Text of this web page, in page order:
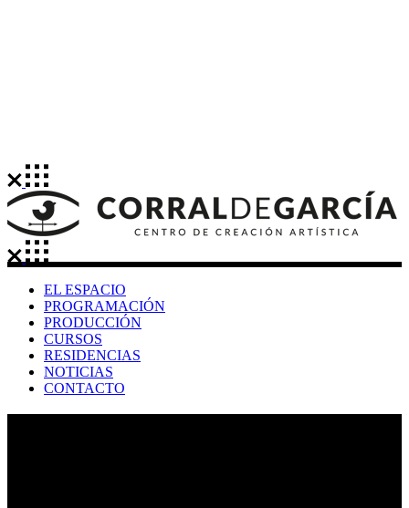
EL ESPACIO
PROGRAMACIÓN
PRODUCCIÓN
CURSOS
RESIDENCIAS
NOTICIAS
CONTACTO